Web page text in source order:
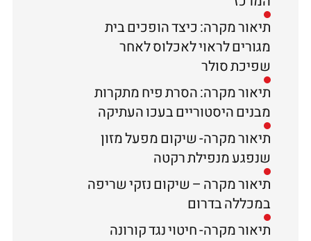
תיאור מקרה: כיצד הופכים בית
מגורים לראוי לאכלוס לאחר
שפיכת סולר
תיאור מקרה: הסרת פיח מתקרות
מבנים היסטוריים בעכו העתיקה
תיאור מקרה- שיקום מפעל מזון
שנפגע מנפילת רקטה
תיאור מקרה – שיקום נזקי שריפה
במכללה בדרום
תיאור מקרה- חיטוי נגד קורונה